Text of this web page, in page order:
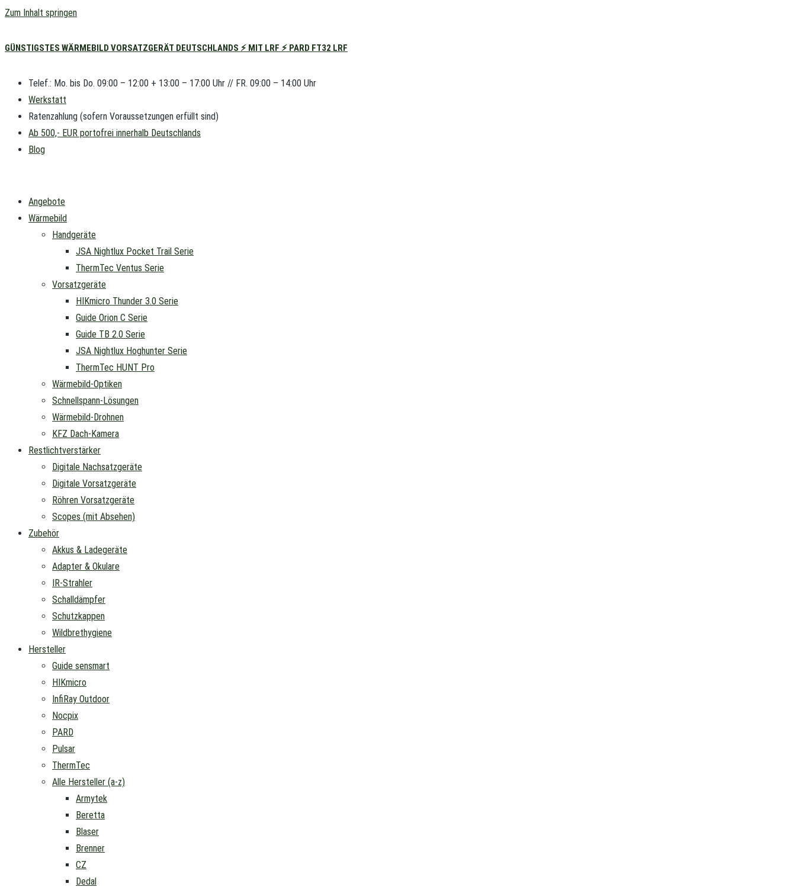
Zum Inhalt springen
GÜNSTIGSTES WÄRMEBILD VORSATZGERÄT DEUTSCHLANDS ⚡ MIT LRF ⚡ PARD FT32 LRF
Telef.: Mo. bis Do. 09:00 – 12:00 + 13:00 – 17:00 Uhr // FR. 09:00 – 14:00 Uhr
Werkstatt
Ratenzahlung (sofern Voraussetzungen erfüllt sind)
Ab 500,- EUR portofrei innerhalb Deutschlands
Blog
Angebote
Wärmebild
Handgeräte
JSA Nightlux Pocket Trail Serie
ThermTec Ventus Serie
Vorsatzgeräte
HIKmicro Thunder 3.0 Serie
Guide Orion C Serie
Guide TB 2.0 Serie
JSA Nightlux Hoghunter Serie
ThermTec HUNT Pro
Wärmebild-Optiken
Schnellspann-Lösungen
Wärmebild-Drohnen
KFZ Dach-Kamera
Restlichtverstärker
Digitale Nachsatzgeräte
Digitale Vorsatzgeräte
Röhren Vorsatzgeräte
Scopes (mit Absehen)
Zubehör
Akkus & Ladegeräte
Adapter & Okulare
IR-Strahler
Schalldämpfer
Schutzkappen
Wildbrethygiene
Hersteller
Guide sensmart
HIKmicro
InfiRay Outdoor
Nocpix
PARD
Pulsar
ThermTec
Alle Hersteller (a-z)
Armytek
Beretta
Blaser
Brenner
CZ
Dedal